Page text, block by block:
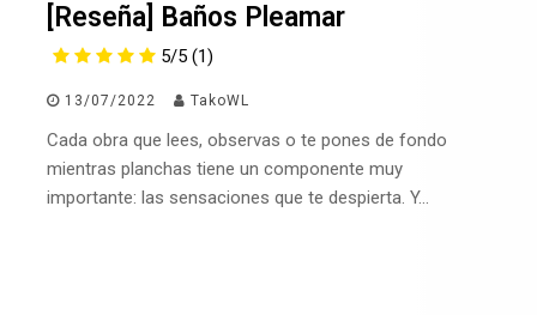
[Reseña] Baños Pleamar
5/5 (1)
13/07/2022 TakoWL
Cada obra que lees, observas o te pones de fondo
mientras planchas tiene un componente muy
importante: las sensaciones que te despierta. Y…